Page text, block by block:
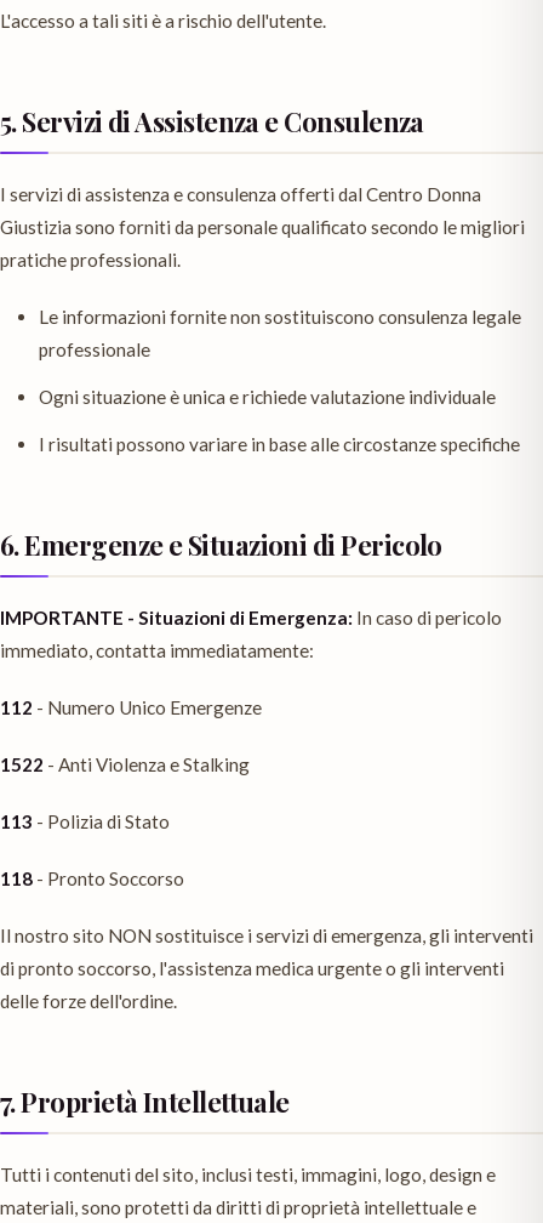
L'accesso a tali siti è a rischio dell'utente.
5. Servizi di Assistenza e Consulenza
I servizi di assistenza e consulenza offerti dal Centro Donna
Giustizia sono forniti da personale qualificato secondo le migliori
pratiche professionali.
Le informazioni fornite non sostituiscono consulenza legale
professionale
Ogni situazione è unica e richiede valutazione individuale
I risultati possono variare in base alle circostanze specifiche
6. Emergenze e Situazioni di Pericolo
IMPORTANTE - Situazioni di Emergenza: In caso di pericolo
immediato, contatta immediatamente:
112 - Numero Unico Emergenze
1522 - Anti Violenza e Stalking
113 - Polizia di Stato
118 - Pronto Soccorso
Il nostro sito NON sostituisce i servizi di emergenza, gli interventi
di pronto soccorso, l'assistenza medica urgente o gli interventi
delle forze dell'ordine.
7. Proprietà Intellettuale
Tutti i contenuti del sito, inclusi testi, immagini, logo, design e
materiali, sono protetti da diritti di proprietà intellettuale e